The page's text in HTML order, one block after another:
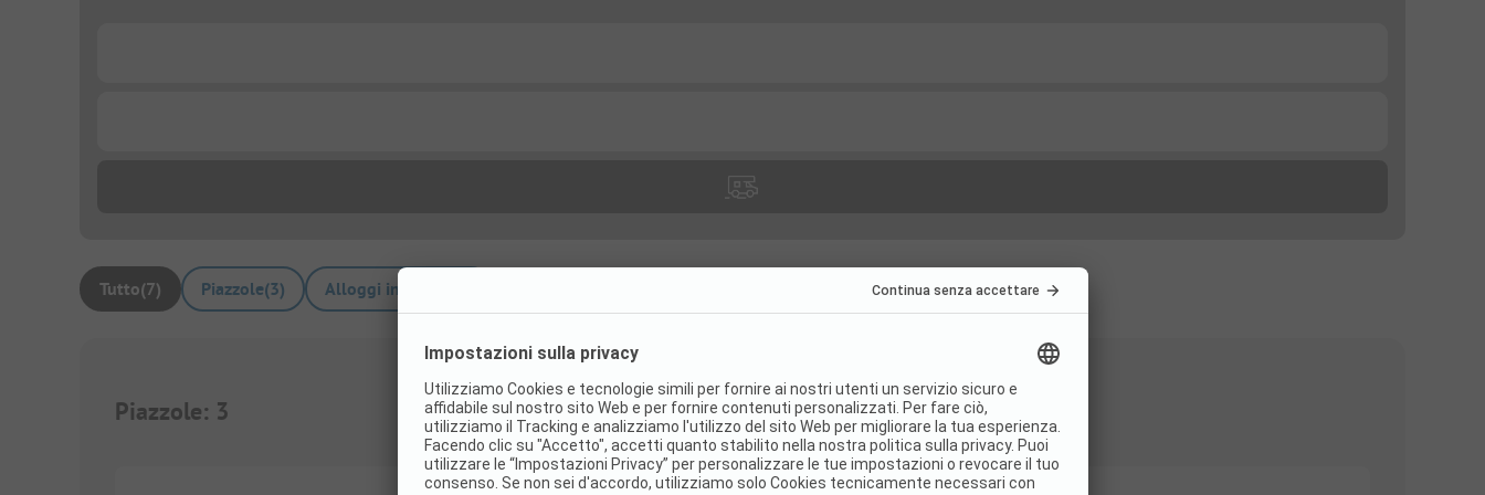
Tutto(7) Piazzole(3) Alloggi in affitto
Piazzole: 3 1/3